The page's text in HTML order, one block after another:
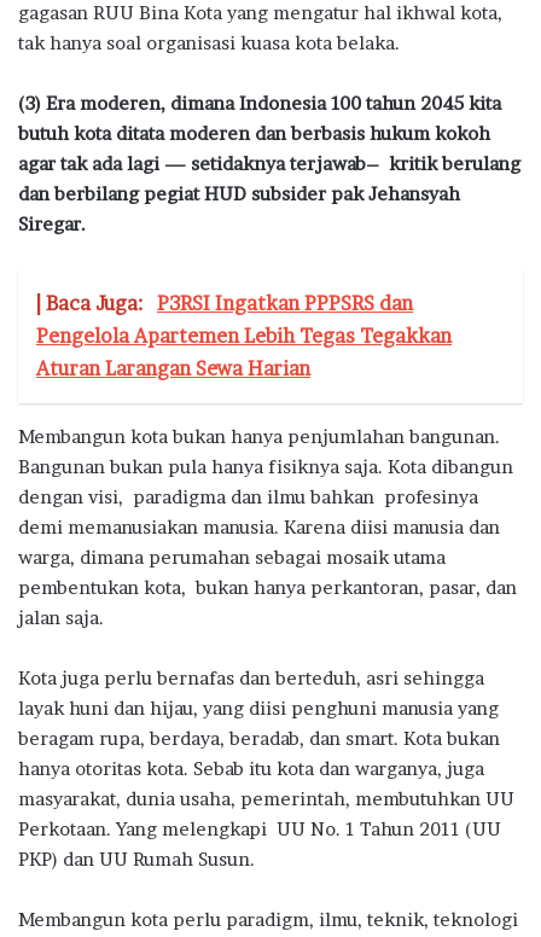
gagasan RUU Bina Kota yang mengatur hal ikhwal kota,
tak hanya soal organisasi kuasa kota belaka.
(3) Era moderen, dimana Indonesia 100 tahun 2045 kita
butuh kota ditata moderen dan berbasis hukum kokoh
agar tak ada lagi — setidaknya terjawab– kritik berulang
dan berbilang pegiat HUD subsider pak Jehansyah
Siregar.
| Baca Juga: P3RSI Ingatkan PPPSRS dan
Pengelola Apartemen Lebih Tegas Tegakkan
Aturan Larangan Sewa Harian
Membangun kota bukan hanya penjumlahan bangunan.
Bangunan bukan pula hanya fisiknya saja. Kota dibangun
dengan visi, paradigma dan ilmu bahkan profesinya
demi memanusiakan manusia. Karena diisi manusia dan
warga, dimana perumahan sebagai mosaik utama
pembentukan kota, bukan hanya perkantoran, pasar, dan
jalan saja.
Kota juga perlu bernafas dan berteduh, asri sehingga
layak huni dan hijau, yang diisi penghuni manusia yang
beragam rupa, berdaya, beradab, dan smart. Kota bukan
hanya otoritas kota. Sebab itu kota dan warganya, juga
masyarakat, dunia usaha, pemerintah, membutuhkan UU
Perkotaan. Yang melengkapi UU No. 1 Tahun 2011 (UU
PKP) dan UU Rumah Susun.
Membangun kota perlu paradigm, ilmu, teknik, teknologi